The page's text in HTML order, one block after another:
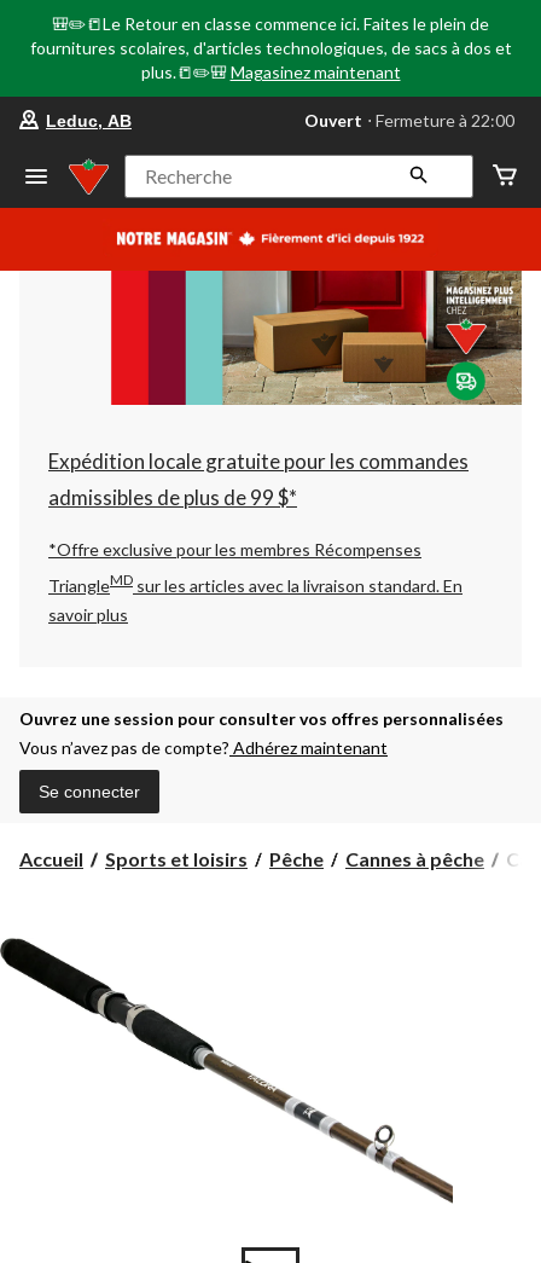
🎒✏️📒Le Retour en classe commence ici. Faites le plein de
fournitures scolaires, d'articles technologiques, de sacs à dos et
plus.📒✏️🎒 Magasinez maintenant
votre
préféré
Leduc,
AB,
courament
Fermeture
à
22:00
cliquer
pour
changer
Leduc, AB Ouvert ⋅ Fermeture à 22:00
Recherche
Expédition locale gratuite pour les commandes
admissibles de plus de 99 $*
*Offre exclusive pour les membres Récompenses
TriangleMD sur les articles avec la livraison standard.En
savoir plus
Ouvrez une session pour consulter vos offres personnalisées
Vous n’avez pas de compte? Adhérez maintenant
Se connecter
Accueil Sports et loisirs Pêche Cannes à pêche